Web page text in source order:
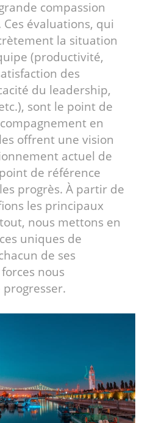
compassion
évaluations, qui
la situation
(productivité,
des
du leadership,
sont le point de
en
offrent une vision
actuel de
de référence
progrès. À partir de
les principaux
nous mettons en
uniques de
de ses
nous